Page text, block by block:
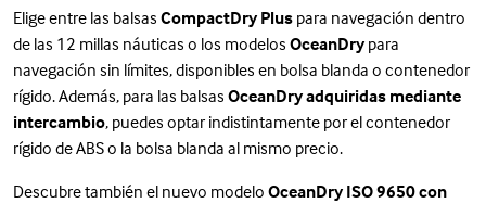
Elige entre las balsas CompactDry Plus para navegación dentro
de las 12 millas náuticas o los modelos OceanDry para
navegación sin límites, disponibles en bolsa blanda o contenedor
rígido. Además, para las balsas OceanDry adquiridas mediante
intercambio, puedes optar indistintamente por el contenedor
rígido de ABS o la bolsa blanda al mismo precio.
Descubre también el nuevo modelo OceanDry ISO 9650 con